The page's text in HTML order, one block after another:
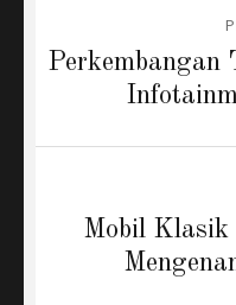
navigation
Previous
Perkembangan
Mobil